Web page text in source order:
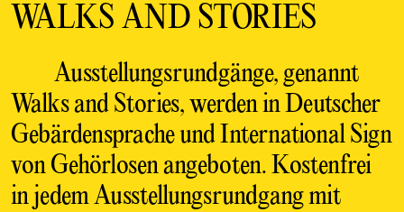
WALKS AND STORIES
Ausstellungsrundgänge, genannt
Walks and Stories, werden in Deutscher
Gebärdensprache und International Sign
von Gehörlosen angeboten. Kostenfrei
in jedem Ausstellungsrundgang mit